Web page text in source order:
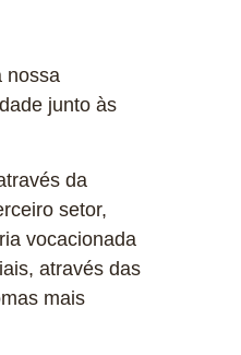
nossa
junto às
da
setor,
vocacionada
através das
mais